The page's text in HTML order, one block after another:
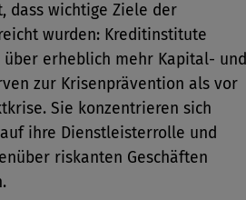
dass wichtige Ziele der
wurden: Kreditinstitute
erheblich mehr Kapital- und
zur Krisenprävention als vor
Sie konzentrieren sich
ihre Dienstleisterrolle und
riskanten Geschäften